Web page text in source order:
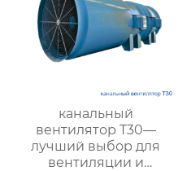
канальный
вентилятор T30—
лучший выбор для
вентиляции и